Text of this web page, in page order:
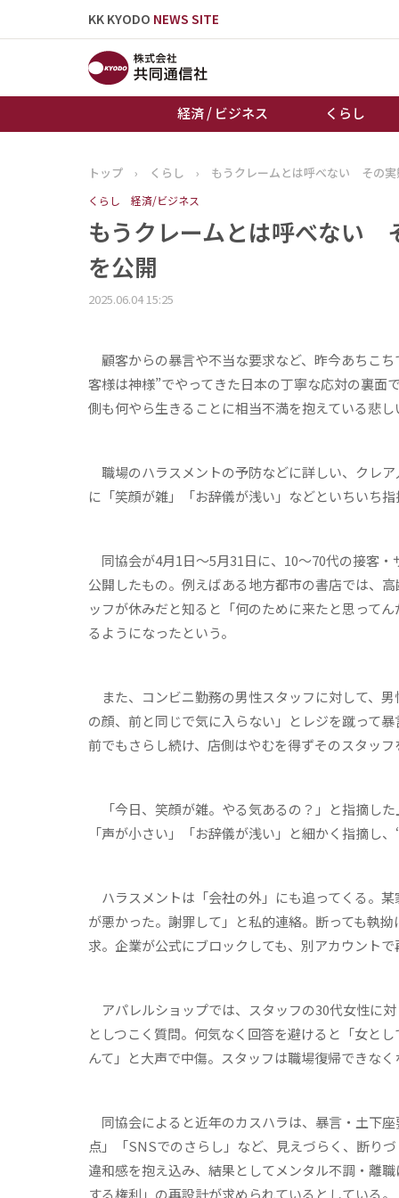
KK KYODO NEWS SITE
経済 / ビジネス くらし
トップページ
お知らせ
トップ › くらし › もうクレームとは呼べない その
くらし 経済/ビジネス
もうクレームとは呼べない
を公開
2025.06.04 15:25
顧客からの暴言や不当な要求など、昨今あちこ
客様は神様”でやってきた日本の丁寧な応対の裏面
側も何やら生きることに相当不満を抱えている悲
職場のハラスメントの予防などに詳しい、クレ
に「笑顔が雑」「お辞儀が浅い」などといちいち
同協会が4月1日〜5月31日に、10〜70代の接客
公開したもの。例えばある地方都市の書店では、
ッフが休みだと知ると「何のために来たと思って
るようになったという。
また、コンビニ勤務の男性スタッフに対して、
の顔、前と同じで気に入らない」とレジを蹴って
前でもさらし続け、店側はやむを得ずそのスタッ
「今日、笑顔が雑。やる気あるの？」と指摘し
「声が小さい」「お辞儀が浅い」と細かく指摘し
ハラスメントは「会社の外」にも追ってくる。
が悪かった。謝罪して」と私的連絡。断っても執
求。企業が公式にブロックしても、別アカウント
アパレルショップでは、スタッフの30代女性に
としつこく質問。何気なく回答を避けると「女と
んて」と大声で中傷。スタッフは職場復帰できな
同協会によると近年のカスハラは、暴言・土下
点」「SNSでのさらし」など、見えづらく、断り
違和感を抱え込み、結果としてメンタル不調・離
する権利」の再設計が求められているとしている。